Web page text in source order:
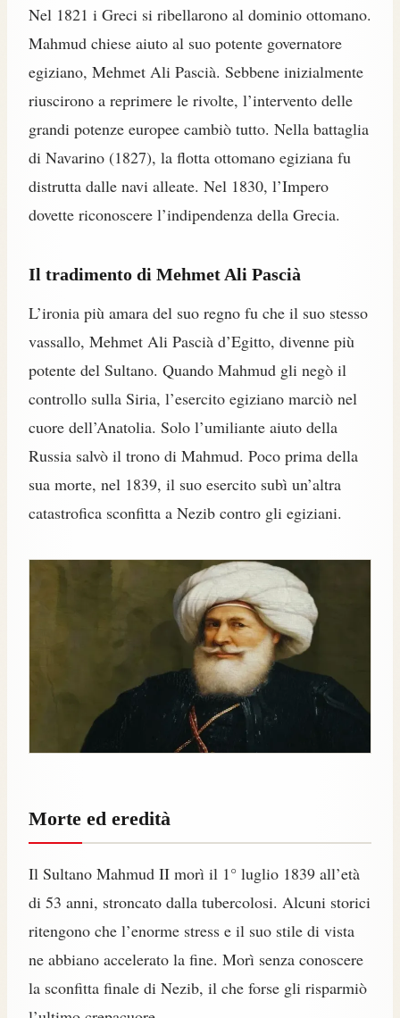
Nel 1821 i Greci si ribellarono al dominio ottomano.
Mahmud chiese aiuto al suo potente governatore
egiziano, Mehmet Ali Pascià. Sebbene inizialmente
riuscirono a reprimere le rivolte, l’intervento delle
grandi potenze europee cambiò tutto. Nella battaglia
di Navarino (1827), la flotta ottomano egiziana fu
distrutta dalle navi alleate. Nel 1830, l’Impero
dovette riconoscere l’indipendenza della Grecia.
Il tradimento di Mehmet Ali Pascià
L’ironia più amara del suo regno fu che il suo stesso
vassallo, Mehmet Ali Pascià d’Egitto, divenne più
potente del Sultano. Quando Mahmud gli negò il
controllo sulla Siria, l’esercito egiziano marciò nel
cuore dell’Anatolia. Solo l’umiliante aiuto della
Russia salvò il trono di Mahmud. Poco prima della
sua morte, nel 1839, il suo esercito subì un’altra
catastrofica sconfitta a Nezib contro gli egiziani.
Morte ed eredità
Il Sultano Mahmud II morì il 1° luglio 1839 all’età
di 53 anni, stroncato dalla tubercolosi. Alcuni storici
ritengono che l’enorme stress e il suo stile di vista
ne abbiano accelerato la fine. Morì senza conoscere
la sconfitta finale di Nezib, il che forse gli risparmiò